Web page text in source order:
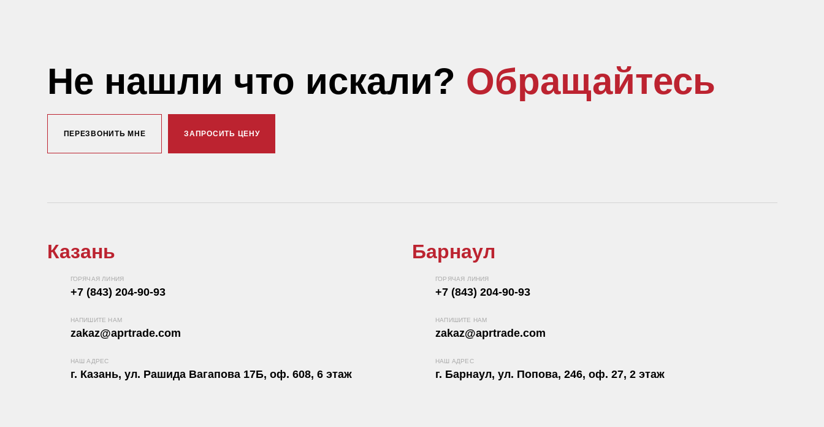
Не нашли что искали? Обращайтесь
ПЕРЕЗВОНИТЬ МНЕ ЗАПРОСИТЬ ЦЕНУ
Казань
ГОРЯЧАЯ ЛИНИЯ
+7 (843) 204-90-93
НАПИШИТЕ НАМ
zakaz@aprtrade.com
НАШ АДРЕС
г. Казань, ул. Рашида Вагапова 17Б, оф. 608, 6 этаж
Барнаул
ГОРЯЧАЯ ЛИНИЯ
+7 (843) 204-90-93
НАПИШИТЕ НАМ
zakaz@aprtrade.com
НАШ АДРЕС
г. Барнаул, ул. Попова, 246, оф. 27, 2 этаж